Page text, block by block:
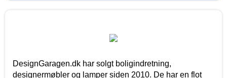
DesignGaragen.dk har solgt boligindretning,
designermøbler og lamper siden 2010. De har en flot